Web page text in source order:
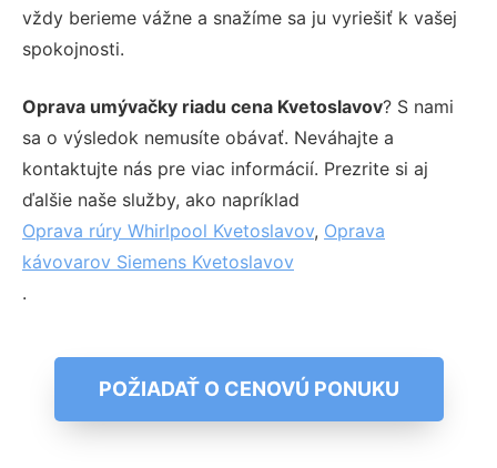
vždy berieme vážne a snažíme sa ju vyriešiť k vašej
spokojnosti.
Oprava umývačky riadu cena Kvetoslavov? S nami
sa o výsledok nemusíte obávať. Neváhajte a
kontaktujte nás pre viac informácií. Prezrite si aj
ďalšie naše služby, ako napríklad
Oprava rúry Whirlpool Kvetoslavov, Oprava
kávovarov Siemens Kvetoslavov
.
POŽIADAŤ O CENOVÚ PONUKU